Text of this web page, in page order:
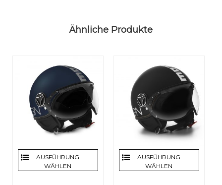
Ähnliche Produkte
AUSFÜHRUNG
WÄHLEN
AUSFÜHRUNG
WÄHLEN